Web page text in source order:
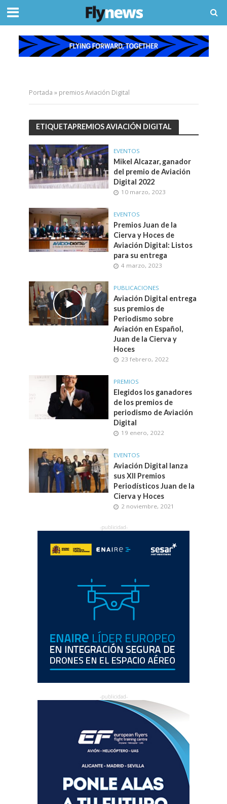
Portada » premios Aviación Digital
ETIQUETAPREMIOS AVIACIÓN DIGITAL
EVENTOS
Mikel Alcazar, ganador
del premio de Aviación
Digital 2022
10 marzo, 2023
EVENTOS
Premios Juan de la
Cierva y Hoces de
Aviación Digital: Listos
para su entrega
4 marzo, 2023
PUBLICACIONES
Aviación Digital entrega
sus premios de
Periodismo sobre
Aviación en Español,
Juan de la Cierva y
Hoces
23 febrero, 2022
PREMIOS
Elegidos los ganadores
de los premios de
periodismo de Aviación
Digital
19 enero, 2022
EVENTOS
Aviación Digital lanza
sus XII Premios
Periodísticos Juan de la
Cierva y Hoces
2 noviembre, 2021